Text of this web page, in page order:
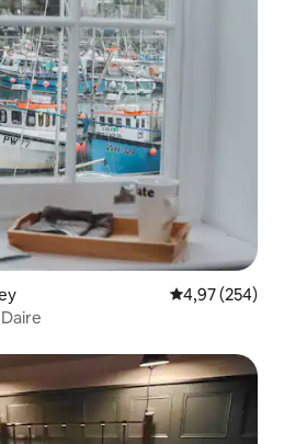
beğenilenler arasında
5 üzerinden
4,97 (254)
en beğenilenler arasında